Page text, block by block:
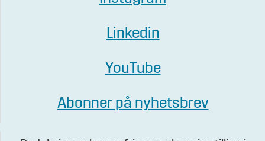
Linkedin
YouTube
Abonner på nyhetsbrev